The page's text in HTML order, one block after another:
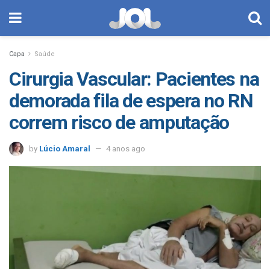
Capa Saúde
Cirurgia Vascular: Pacientes na
demorada fila de espera no RN
correm risco de amputação
by Lúcio Amaral 4 anos ago